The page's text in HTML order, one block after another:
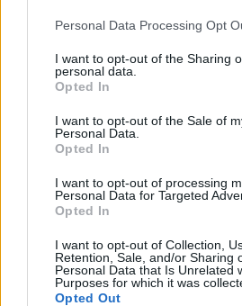
Personal Data Processing Opt
I want to opt-out of the Sharing
personal data.
Opted In
I want to opt-out of the Sale of
Personal Data.
Opted In
I want to opt-out of processing
Personal Data for Targeted
Opted In
I want to opt-out of Collection,
Retention, Sale, and/or Sharing
Personal Data that Is Unrelated
Purposes for which it was
Opted Out
AKTOR: Στο 20,31% η
Castellano μετά την αύξηση